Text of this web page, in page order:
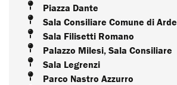
Piazza Dante
Sala Consiliare Comune di
Sala Filisetti Romano
Palazzo Milesi, Sala Consiliare
Sala Legrenzi
Parco Nastro Azzurro